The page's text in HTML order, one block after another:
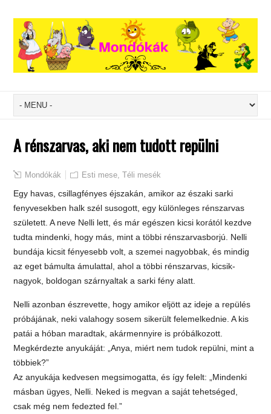
A rénszarvas, aki nem tudott repülni
Mondókák Esti mese ,Téli mesék
Egy havas, csillagfényes éjszakán, amikor az északi sarki
fenyvesekben halk szél susogott, egy különleges rénszarvas
született. A neve Nelli lett, és már egészen kicsi korától kezdve
tudta mindenki, hogy más, mint a többi rénszarvasborjú. Nelli
bundája kicsit fényesebb volt, a szemei nagyobbak, és mindig
az eget bámulta ámulattal, ahol a többi rénszarvas, kicsik-
nagyok, boldogan szárnyaltak a sarki fény alatt.
Nelli azonban észrevette, hogy amikor eljött az ideje a repülés
próbájának, neki valahogy sosem sikerült felemelkednie. A kis
patái a hóban maradtak, akármennyire is próbálkozott.
Megkérdezte anyukáját: „Anya, miért nem tudok repülni, mint a
többiek?”
Az anyukája kedvesen megsimogatta, és így felelt: „Mindenki
másban ügyes, Nelli. Neked is megvan a saját tehetséged,
csak még nem fedezted fel.”